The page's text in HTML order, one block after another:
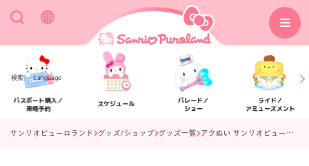
検索 Language
パスポート購入／
来場予約
スケジュール
パレード／
ショー
ライド／
アミューズメント
サンリオピューロランド グッズ/ショップ グッズ一覧 アクぬい サンリオピューロランドデザイン(マイメロディ)